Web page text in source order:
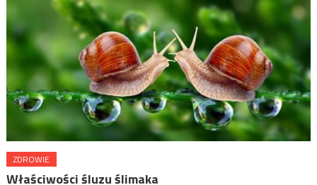
ZDROWIE
Właściwości śluzu ślimaka